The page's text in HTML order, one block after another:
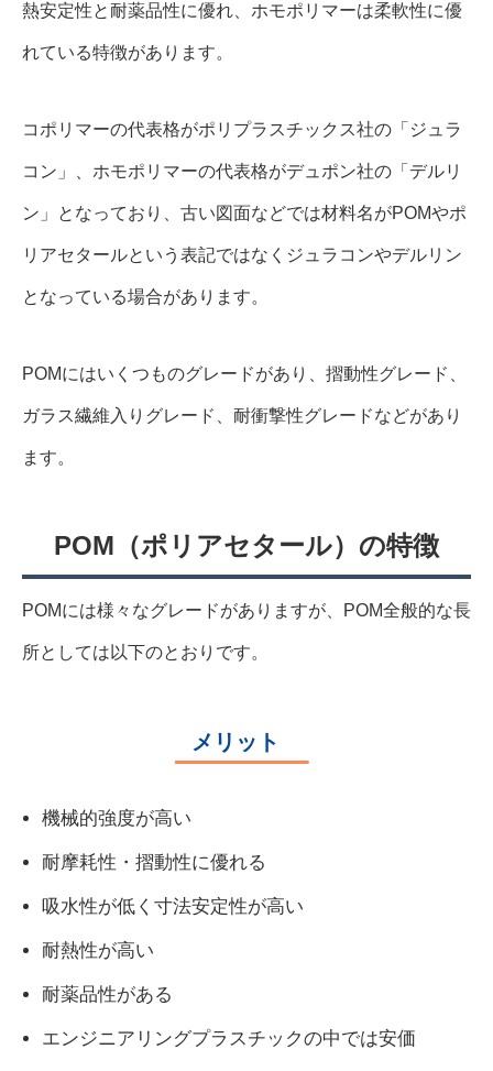
熱安定性と耐薬品性に優れ、ホモポリマーは柔軟性に優
れている特徴があります。
コポリマーの代表格がポリプラスチックス社の「ジュラ
コン」、ホモポリマーの代表格がデュポン社の「デルリ
ン」となっており、古い図面などでは材料名がPOMやポ
リアセタールという表記ではなくジュラコンやデルリン
となっている場合があります。
POMにはいくつものグレードがあり、摺動性グレード、
ガラス繊維入りグレード、耐衝撃性グレードなどがあり
ます。
POM（ポリアセタール）の特徴
POMには様々なグレードがありますが、POM全般的な長
所としては以下のとおりです。
メリット
機械的強度が高い
耐摩耗性・摺動性に優れる
吸水性が低く寸法安定性が高い
耐熱性が高い
耐薬品性がある
エンジニアリングプラスチックの中では安価